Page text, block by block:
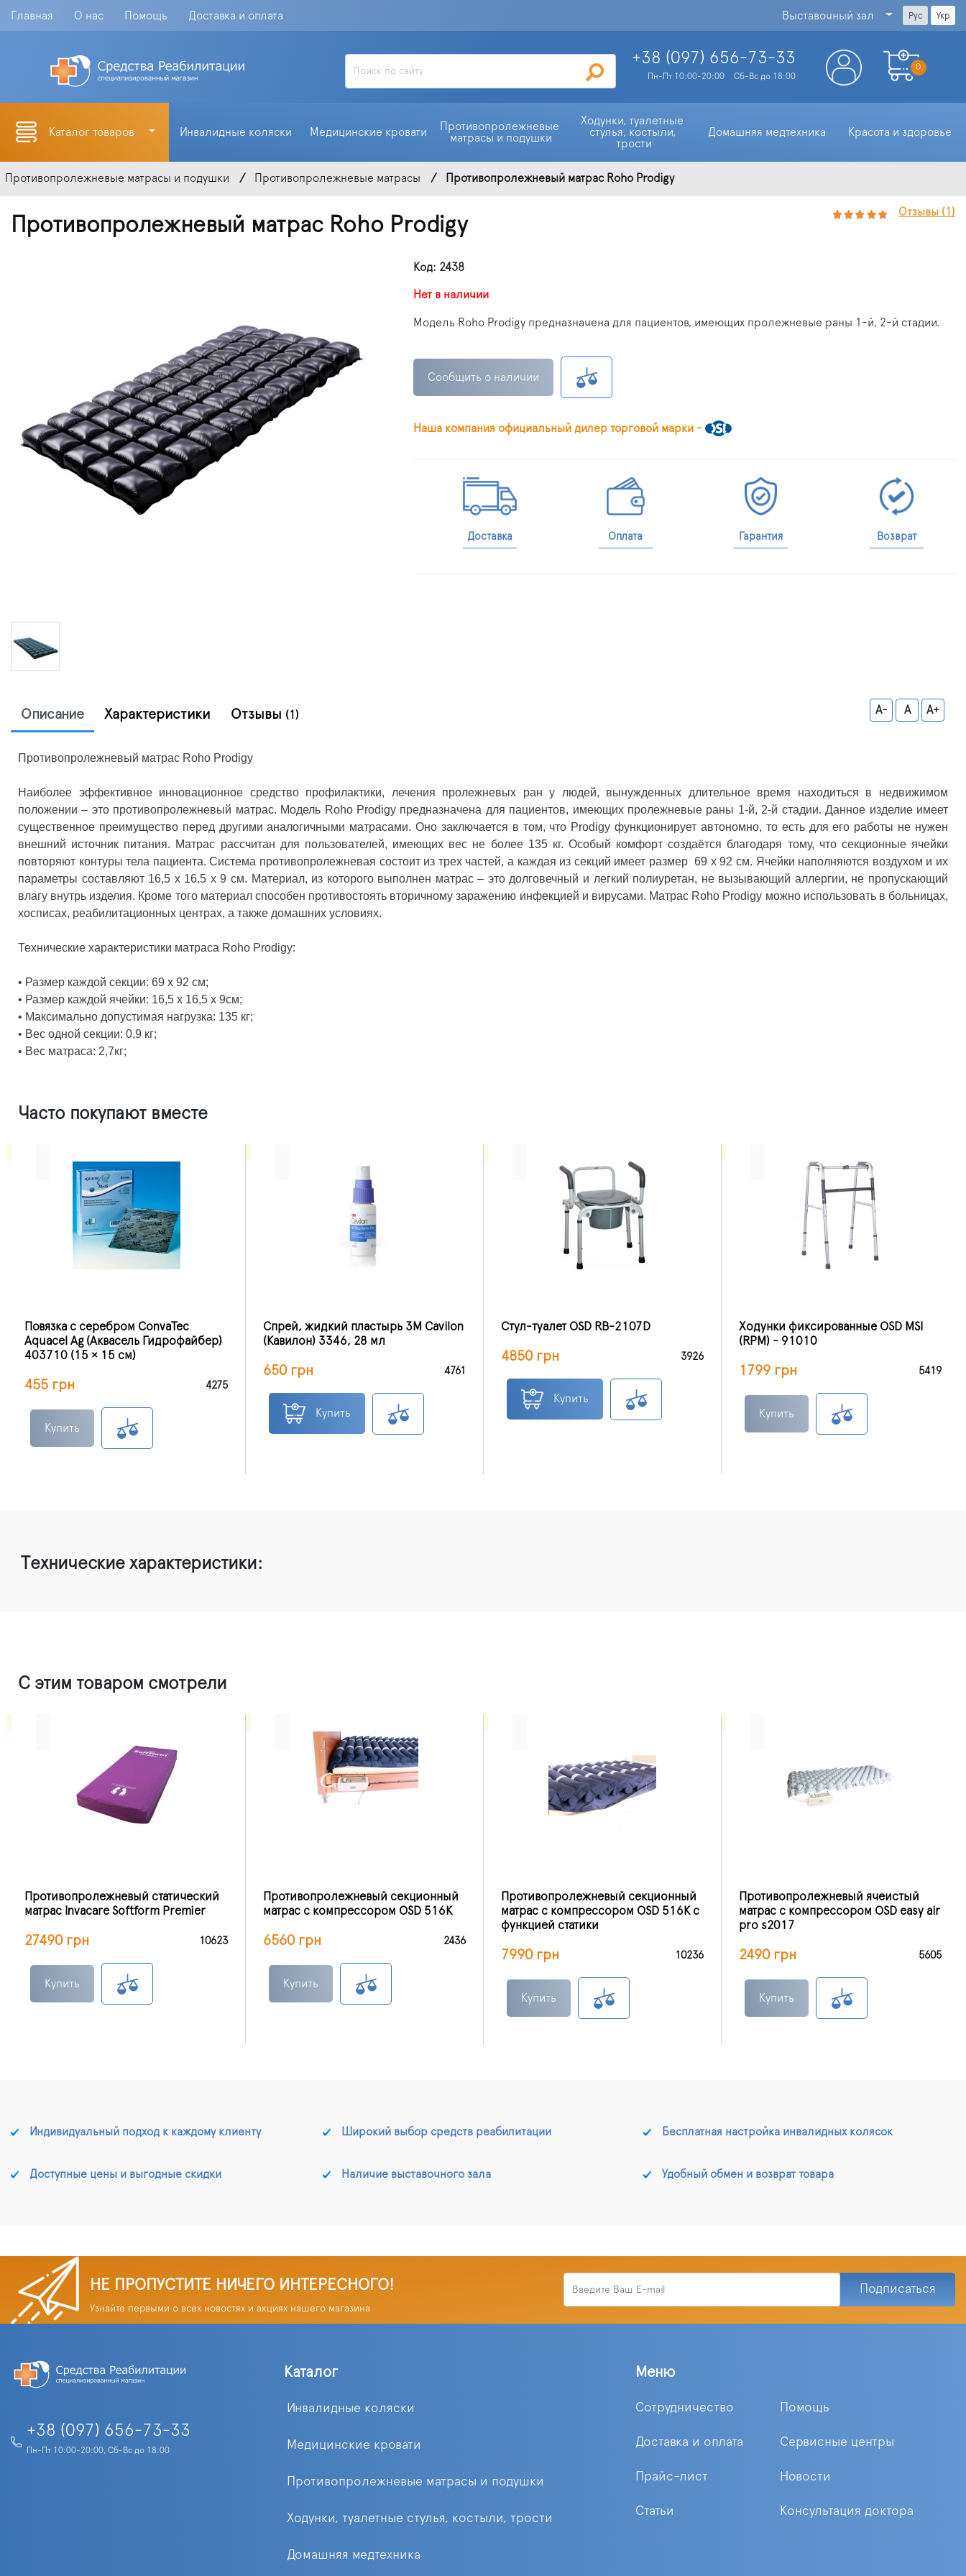
Главная О нас Помощь Доставка и оплата Выставочный зал Рус Укр
+38 (097) 656-73-33
Пн-Пт 10:00-20:00 Сб-Вс до 18:00
0
Каталог товаров Инвалидные коляски Медицинские кровати
Противопролежневые
матрасы и подушки
Ходунки, туалетные
стулья, костыли,
трости
Домашняя медтехника Красота и здоровье
Противопролежневые матрасы и подушки Противопролежневые матрасы Противопролежневый матрас Roho Prodigy
Противопролежневый матрас Roho Prodigy
Отзывы (1)
Код: 2438
Нет в наличии
Модель Roho Prodigy предназначена для пациентов, имеющих пролежневые раны 1-й, 2-й стадии.
Сообщить о наличии
Наша компания официальный дилер торговой марки -
Доставка Оплата Гарантия Возврат
Описание Характеристики Отзывы (1) A- A A+
Противопролежневый матрас Roho Prodigy
Наиболее эффективное инновационное средство профилактики, лечения пролежневых ран у людей, вынужденных длительное время находиться в недвижимом
положении – это противопролежневый матрас. Модель Roho Prodigy предназначена для пациентов, имеющих пролежневые раны 1-й, 2-й стадии. Данное изделие имеет
существенное преимущество перед другими аналогичными матрасами. Оно заключается в том, что Prodigy функционирует автономно, то есть для его работы не нужен
внешний источник питания. Матрас рассчитан для пользователей, имеющих вес не более 135 кг. Особый комфорт создаётся благодаря тому, что секционные ячейки
повторяют контуры тела пациента. Система противопролежневая состоит из трех частей, а каждая из секций имеет размер 69 х 92 см. Ячейки наполняются воздухом и их
параметры составляют 16,5 х 16,5 х 9 см. Материал, из которого выполнен матрас – это долговечный и легкий полиуретан, не вызывающий аллергии, не пропускающий
влагу внутрь изделия. Кроме того материал способен противостоять вторичному заражению инфекцией и вирусами. Матрас Roho Prodigy можно использовать в больницах,
хосписах, реабилитационных центрах, а также домашних условиях.
Технические характеристики матраса Roho Prodigy:
• Размер каждой секции: 69 х 92 см;
• Размер каждой ячейки: 16,5 х 16,5 х 9см;
• Максимально допустимая нагрузка: 135 кг;
• Вес одной секции: 0,9 кг;
• Вес матраса: 2,7кг;
Часто покупают вместе
Повязка с серебром ConvaTec
Aquacel Ag (Аквасель Гидрофайбер)
403710 (15 × 15 см)
455 грн 4275
Купить
Спрей, жидкий пластырь 3M Cavilon
(Кавилон) 3346, 28 мл
650 грн 4761
Купить
Стул-туалет OSD RB-2107D
4850 грн 3926
Купить
Ходунки фиксированные OSD MSI
(RPM) - 91010
1799 грн 5419
Купить
Технические характеристики:
С этим товаром смотрели
Противопролежневый статический
матрас Invacare Softform Premier
27490 грн 10623
Купить
Противопролежневый секционный
матрас с компрессором OSD 516K
6560 грн 2436
Купить
Противопролежневый секционный
матрас с компрессором OSD 516K с
функцией статики
7990 грн 10236
Купить
Противопролежневый ячеистый
матрас с компрессором OSD easy air
pro s2017
2490 грн 5605
Купить
Индивидуальный подход к каждому клиенту Широкий выбор средств реабилитации
Доступные цены и выгодные скидки Наличие выставочного зала
Бесплатная настройка инвалидных колясок
Удобный обмен и возврат товара
НЕ ПРОПУСТИТЕ НИЧЕГО ИНТЕРЕСНОГО!
Узнайте первыми о всех новостях и акциях нашего магазина
Подписаться
+38 (097) 656-73-33
Пн-Пт 10:00-20:00, Сб-Вс до 18:00
Каталог
Инвалидные коляски
Медицинские кровати
Противопролежневые матрасы и подушки
Ходунки, туалетные стулья, костыли, трости
Домашняя медтехника
Меню
Сотрудничество Помощь
Доставка и оплата Сервисные центры
Прайс-лист Новости
Статьи Консультация доктора